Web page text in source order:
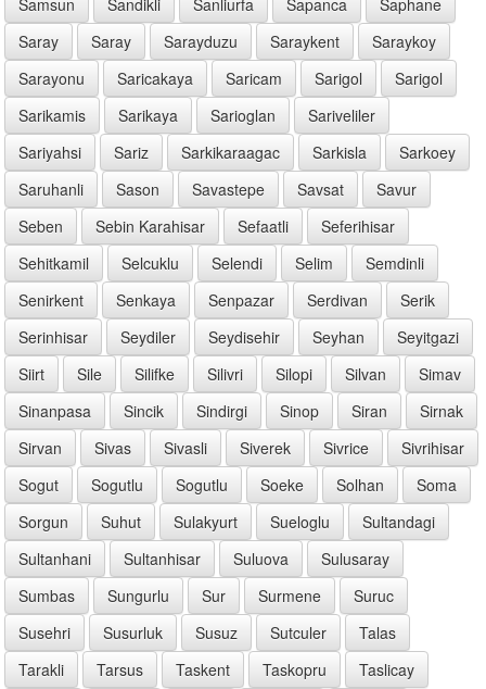
Saray
Saray Sarayduzu Saraykent
Saraykoy
Sarayonu
Saricakaya Saricam Sarigol
Sarigol
Sarikamis
Sarikaya Sarioglan
Sariveliler
Sariyahsi
Sariz Sarkikaraagac Sarkisla
Sarkoey
Saruhanli
Sason Savastepe Savsat
Savur
Seben
Sebin Karahisar Sefaatli
Seferihisar
Sehitkamil
Selcuklu Selendi Selim
Semdinli
Senirkent
Senkaya Senpazar Serdivan
Serik
Serinhisar
Seydiler Seydisehir Seyhan
Seyitgazi
Siirt
Sile Silifke Silivri Silopi Silvan
Simav
Sinanpasa
Sincik Sindirgi Sinop Siran
Sirnak
Sirvan
Sivas Sivasli Siverek Sivrice
Sivrihisar
Sogut
Sogutlu Sogutlu Soeke Solhan
Soma
Sorgun
Suhut Sulakyurt Sueloglu
Sultandagi
Sultanhani
Sultanhisar Suluova
Sulusaray
Sumbas
Sungurlu Sur Surmene
Suruc
Susehri
Susurluk Susuz Sutculer
Talas
Tarakli
Tarsus Taskent Taskopru
Taslicay